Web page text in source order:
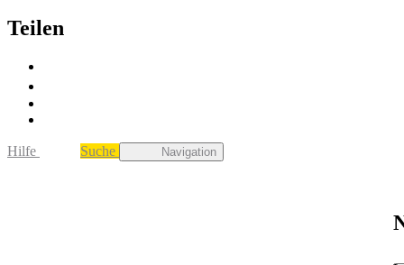
Teilen
Hilfe Suche Navigation